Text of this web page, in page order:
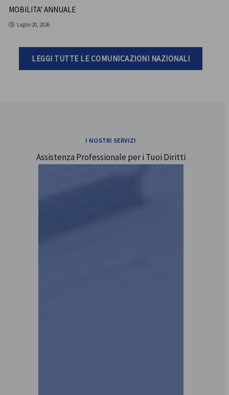
MOBILITA’ ANNUALE
Luglio 20, 2026
LEGGI TUTTE LE COMUNICAZIONI NAZIONALI
I NOSTRI SERVIZI
Assistenza Professionale per i Tuoi Diritti